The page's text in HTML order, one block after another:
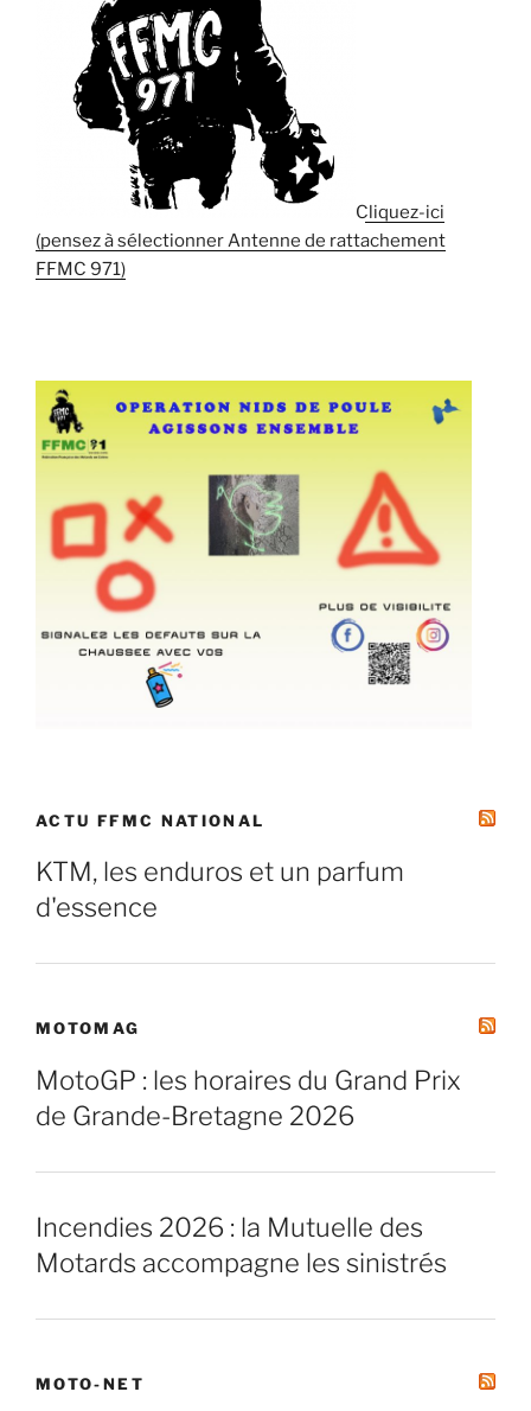
Cliquez-ici
(pensez à sélectionner Antenne de rattachement
FFMC 971)
ACTU FFMC NATIONAL
KTM, les enduros et un parfum
d'essence
MOTOMAG
MotoGP : les horaires du Grand Prix
de Grande-Bretagne 2026
Incendies 2026 : la Mutuelle des
Motards accompagne les sinistrés
MOTO-NET